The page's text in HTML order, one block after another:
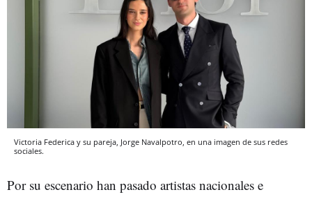
Victoria Federica y su pareja, Jorge Navalpotro, en una imagen de sus redes
sociales.
Por su escenario han pasado artistas nacionales e